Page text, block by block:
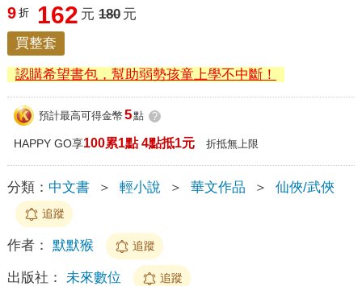
9 折 162 元 180 元
買整套
認購希望書包，幫助弱勢孩童上學不中斷！
預計最高可得金幣 5點 ?
HAPPY GO享100累1點 4點抵1元 折抵無上限
分類： 中文書 ＞ 輕小說 ＞ 華文作品 ＞ 仙俠/武俠
追蹤
作者： 默默猴 追蹤
出版社： 未來數位 追蹤